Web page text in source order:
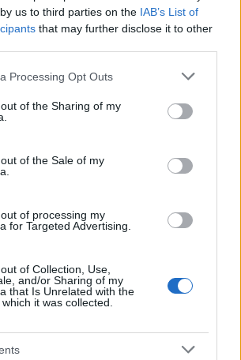
us to third parties on the IAB’s List of
that may further disclose it to other
website/app uses one or more Google
visit or usage behaviour. You may click to
to Google and its third-party tags to
specified purposes in below Google
Processing Opt Outs
of the Sharing of my
of the Sale of my
of processing my
for Targeted Advertising.
of Collection, Use,
and/or Sharing of my
that Is Unrelated with the
it was collected.
το μοντέλο Astra που έλυσε 10
δεκαετιών